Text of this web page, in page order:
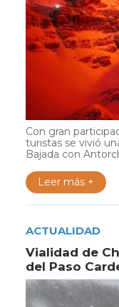
Con gran
turistas se vivió
Bajada con
Leer más +
ACTUALIDAD
Vialidad de
del Paso